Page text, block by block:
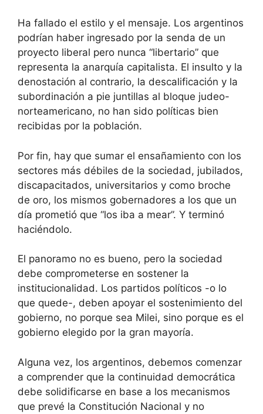
Ha fallado el estilo y el mensaje. Los argentinos
podrían haber ingresado por la senda de un
proyecto liberal pero nunca “libertario” que
representa la anarquía capitalista. El insulto y la
denostación al contrario, la descalificación y la
subordinación a pie juntillas al bloque judeo-
norteamericano, no han sido políticas bien
recibidas por la población.
Por fin, hay que sumar el ensañamiento con los
sectores más débiles de la sociedad, jubilados,
discapacitados, universitarios y como broche
de oro, los mismos gobernadores a los que un
día prometió que “los iba a mear”. Y terminó
haciéndolo.
El panoramo no es bueno, pero la sociedad
debe comprometerse en sostener la
institucionalidad. Los partidos políticos -o lo
que quede-, deben apoyar el sostenimiento del
gobierno, no porque sea Milei, sino porque es el
gobierno elegido por la gran mayoría.
Alguna vez, los argentinos, debemos comenzar
a comprender que la continuidad democrática
debe solidificarse en base a los mecanismos
que prevé la Constitución Nacional y no